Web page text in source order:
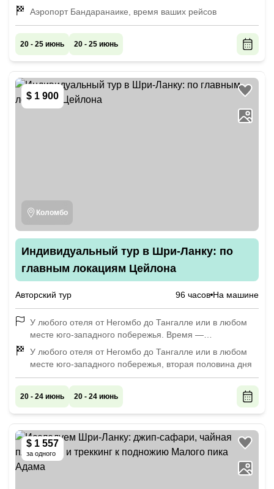
Аэропорт Бандаранаике, время ваших рейсов
20 - 25 июнь 20 - 25 июнь
$ 1 900
Коломбо
Индивидуальный тур в Шри-Ланку: по
главным локациям Цейлона
Авторский тур 96 часов На машине
У любого отеля от Негомбо до Тангалле или в любом
месте юго-западного побережья. Время —
по договорённости
У любого отеля от Негомбо до Тангалле или в любом
месте юго-западного побережья, вторая половина дня
20 - 24 июнь 20 - 24 июнь
$ 1 557
за одного